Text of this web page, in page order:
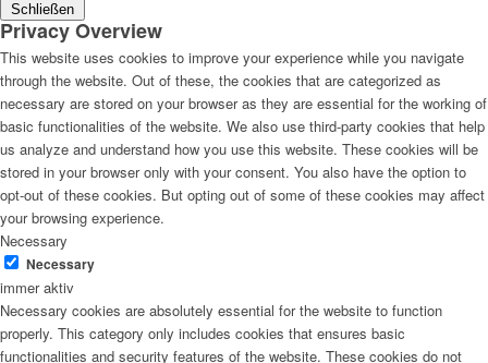
Schließen
Privacy Overview
This website uses cookies to improve your experience while you navigate
through the website. Out of these, the cookies that are categorized as
necessary are stored on your browser as they are essential for the working of
basic functionalities of the website. We also use third-party cookies that help
us analyze and understand how you use this website. These cookies will be
stored in your browser only with your consent. You also have the option to
opt-out of these cookies. But opting out of some of these cookies may affect
your browsing experience.
Necessary
Necessary
immer aktiv
Necessary cookies are absolutely essential for the website to function
properly. This category only includes cookies that ensures basic
functionalities and security features of the website. These cookies do not